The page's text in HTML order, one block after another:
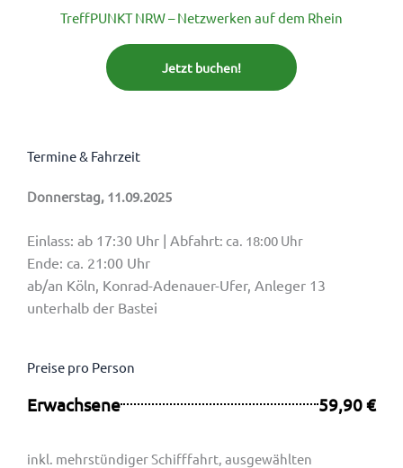
TreffPUNKT NRW – Netzwerken auf dem Rhein
Jetzt buchen!
Termine & Fahrzeit
Donnerstag, 11.09.2025
Einlass: ab 17:30 Uhr | Abfahrt: ca. 18:00 Uhr
Ende: ca. 21:00 Uhr
ab/an Köln, Konrad-Adenauer-Ufer, Anleger 13
unterhalb der Bastei
Preise pro Person
Erwachsene 59,90 €
inkl. mehrstündiger Schifffahrt, ausgewählten